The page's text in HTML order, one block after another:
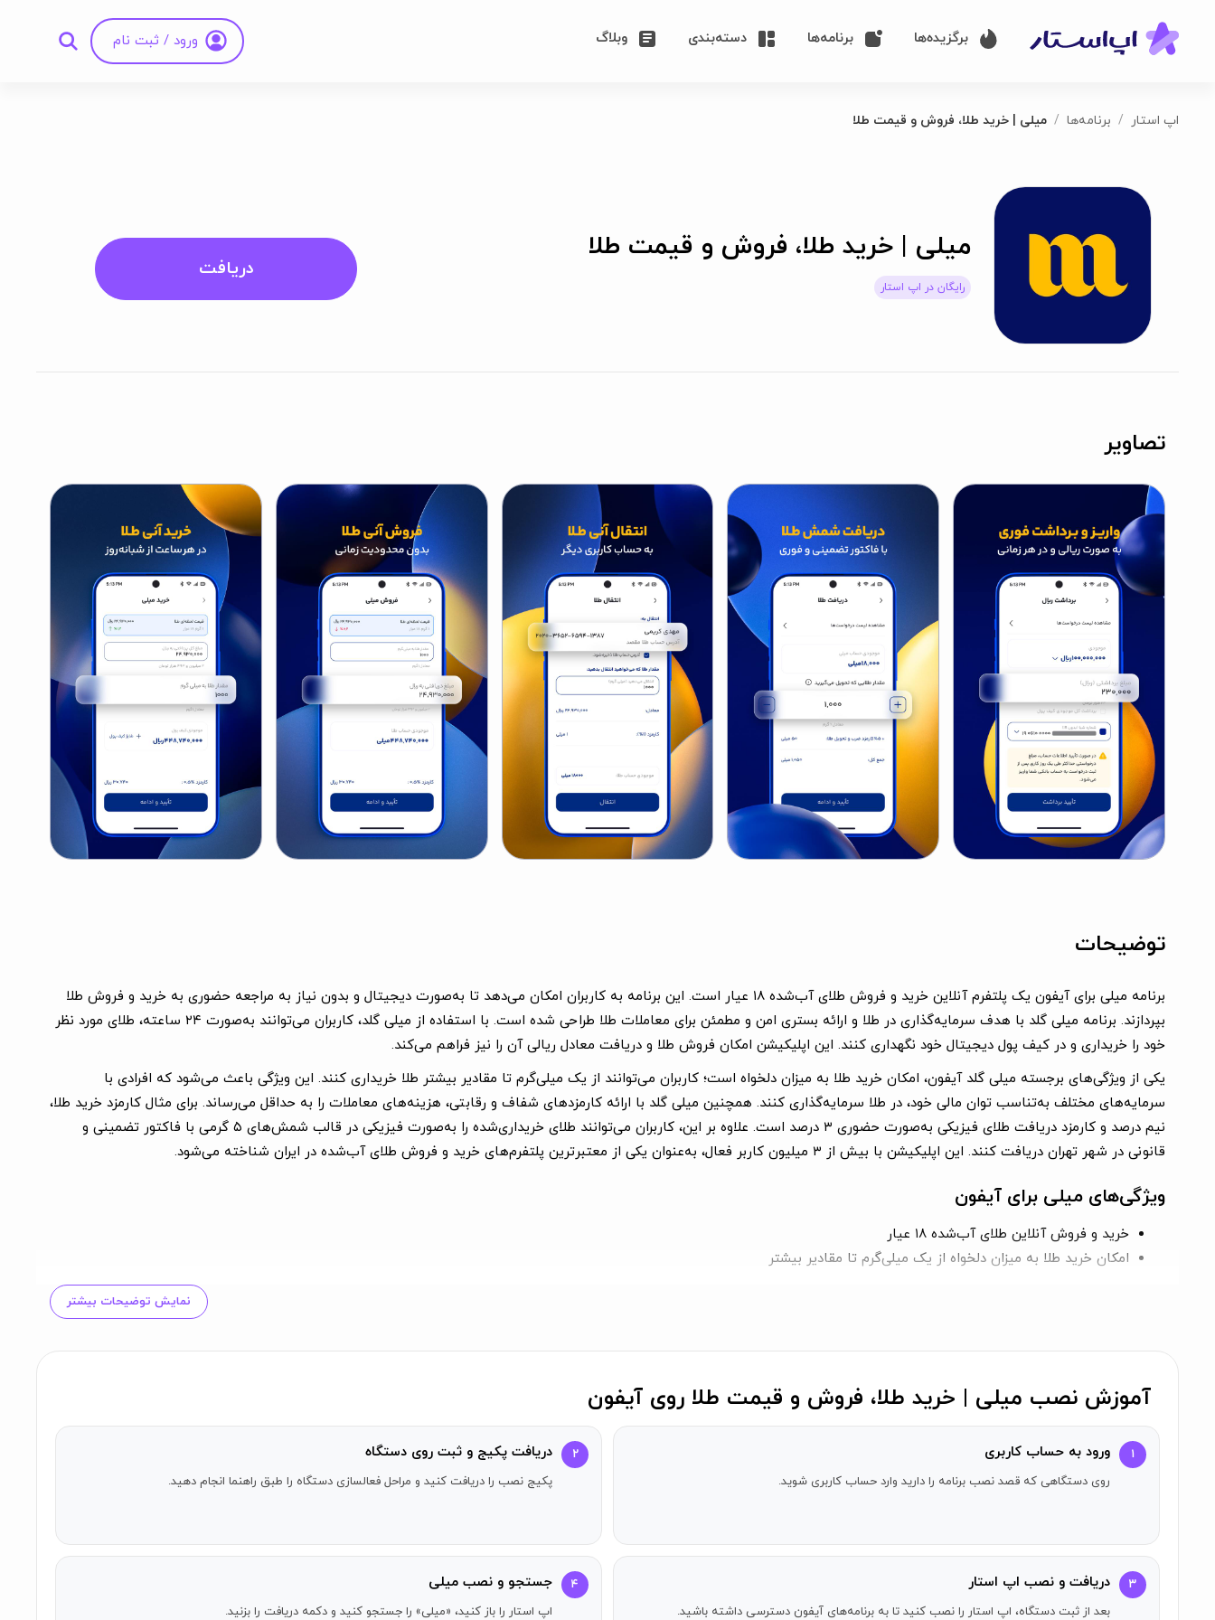
برگزیده‌ها برنامه‌ها دسته‌بندی وبلاگ ورود / ثبت نام
اپ استار برنامه‌ها میلی | خرید طلا، فروش و قیمت طلا
میلی | خرید طلا، فروش و قیمت طلا
رایگان در اپ استار
دریافت
تصاویر
توضیحات
برنامه میلی برای آیفون یک پلتفرم آنلاین خرید و فروش طلای آب‌شده ۱۸ عیار است. این برنامه به کاربران امکان می‌دهد تا به‌صورت دیجیتال و بدون نیاز به مراجعه حضوری به خرید و فروش طلا
بپردازند. برنامه میلی گلد با هدف سرمایه‌گذاری در طلا و ارائه بستری امن و مطمئن برای معاملات طلا طراحی شده است. با استفاده از میلی گلد، کاربران می‌توانند به‌صورت ۲۴ ساعته، طلای مورد نظر
خود را خریداری و در کیف پول دیجیتال خود نگهداری کنند. این اپلیکیشن امکان فروش طلا و دریافت معادل ریالی آن را نیز فراهم می‌کند.
یکی از ویژگی‌های برجسته میلی گلد آیفون، امکان خرید طلا به میزان دلخواه است؛ کاربران می‌توانند از یک میلی‌گرم تا مقادیر بیشتر طلا خریداری کنند. این ویژگی باعث می‌شود که افرادی با
سرمایه‌های مختلف به‌تناسب توان مالی خود، در طلا سرمایه‌گذاری کنند. همچنین میلی گلد با ارائه کارمزدهای شفاف و رقابتی، هزینه‌های معاملات را به حداقل می‌رساند. برای مثال کارمزد خرید طلا،
نیم درصد و کارمزد دریافت طلای فیزیکی به‌صورت حضوری ۳ درصد است. علاوه بر این، کاربران می‌توانند طلای خریداری‌شده را به‌صورت فیزیکی در قالب شمش‌های ۵ گرمی با فاکتور تضمینی و
قانونی در شهر تهران دریافت کنند. این اپلیکیشن با بیش از ۳ میلیون کاربر فعال، به‌عنوان یکی از معتبرترین پلتفرم‌های خرید و فروش طلای آب‌شده در ایران شناخته می‌شود.
ویژگی‌های میلی برای آیفون
خرید و فروش آنلاین طلای آب‌شده ۱۸ عیار
امکان خرید طلا به میزان دلخواه از یک میلی‌گرم تا مقادیر بیشتر
امکان فروش طلا و دریافت معادل ریالی آن
اطلاع‌رسانی به‌روز درباره قیمت طلا و اخبار مرتبط
امکان انتقال طلا به حساب سایر کاربران
دسترسی به اطلاعات و آموزش‌های مرتبط با سرمایه‌گذاری در طلا
چگونه می‌توانیم در میلی گلد طلا خریداری کنم؟
برای خرید طلا، کافی است وارد اپلیکیشن شوید، مقدار طلا مورد نظر خود را انتخاب کنید و پس از تایید، فرایند پرداخت را انجام دهید. پس از خرید، طلا در کیف پول دیجیتال شما نگهداری
می‌شود.
نمایش توضیحات بیشتر
آموزش نصب میلی | خرید طلا، فروش و قیمت طلا روی آیفون
۱ ورود به حساب کاربری
روی دستگاهی که قصد نصب برنامه را دارید وارد حساب کاربری شوید.
۲ دریافت پکیج و ثبت روی دستگاه
پکیج نصب را دریافت کنید و مراحل فعالسازی دستگاه را طبق راهنما انجام دهید.
۳ دریافت و نصب اپ استار
بعد از ثبت دستگاه، اپ استار را نصب کنید تا به برنامه‌های آیفون دسترسی داشته باشید.
۴ جستجو و نصب میلی
اپ استار را باز کنید، «میلی» را جستجو کنید و دکمه دریافت را بزنید.